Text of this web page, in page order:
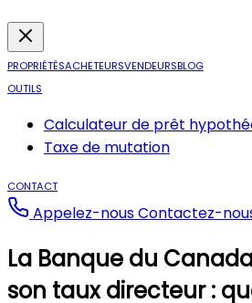
PROPRIÉTÉSACHETEURSVENDEURSBLOG
OUTILS
Calculateur de prêt
Taxe de mutation
CONTACT
Appelez-nousContactez-
La Banque du
son taux directeur :